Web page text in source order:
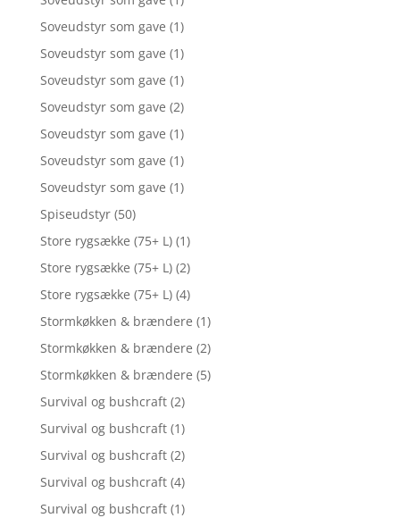
Soveudstyr som gave (1)
Soveudstyr som gave (1)
Soveudstyr som gave (1)
Soveudstyr som gave (2)
Soveudstyr som gave (1)
Soveudstyr som gave (1)
Soveudstyr som gave (1)
Spiseudstyr (50)
Store rygsække (75+ L) (1)
Store rygsække (75+ L) (2)
Store rygsække (75+ L) (4)
Stormkøkken & brændere (1)
Stormkøkken & brændere (2)
Stormkøkken & brændere (5)
Survival og bushcraft (2)
Survival og bushcraft (1)
Survival og bushcraft (2)
Survival og bushcraft (4)
Survival og bushcraft (1)